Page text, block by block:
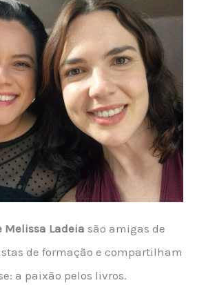
Melissa Ladeia são amigas de
de formação e compartilham
a paixão pelos livros.